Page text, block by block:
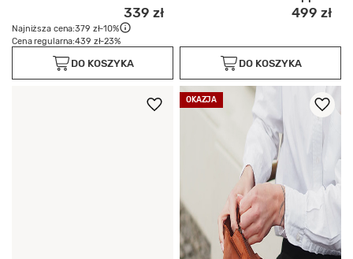
339 zł
Najniższa cena:379 zł-10%
Cena regularna:439 zł-23%
DO KOSZYKA
499 zł
DO KOSZYKA
OKAZJA